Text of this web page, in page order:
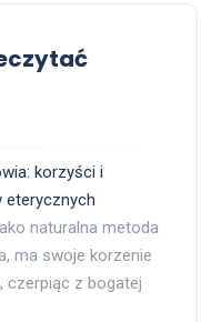
korzyści i
eterycznych
naturalna metoda
ma swoje korzenie
czerpiąc z bogatej